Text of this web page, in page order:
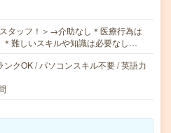
タッフ！＞→介助なし＊医療行為は
＊難しいスキルや知識は必要なし…
ンクOK / パソコンスキル不要 / 英語力